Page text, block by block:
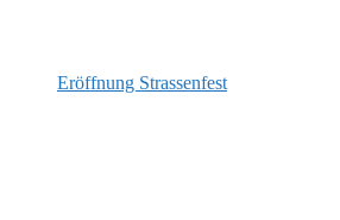
Eröffnung Strassenfest